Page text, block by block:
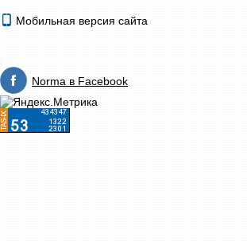
Мобильная версия сайта
Norma в Facebook